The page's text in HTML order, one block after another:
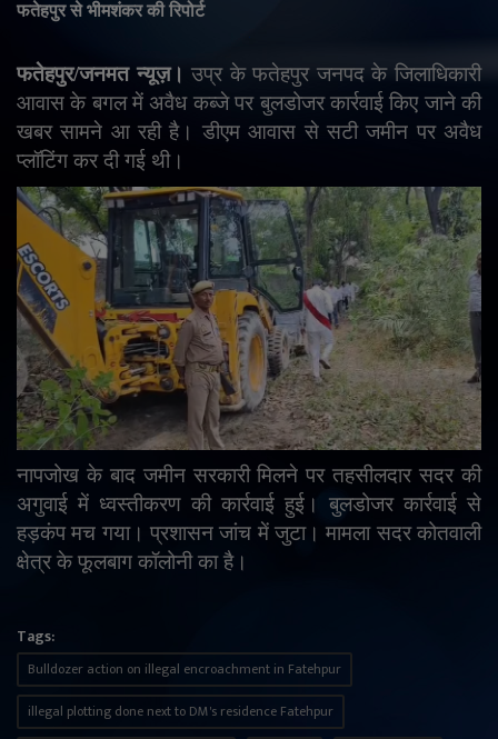
ई-पेपर
Language
English Arabic
फतेहपुर से भीमशंकर की रिपोर्ट
फतेहपुर/जनमत न्यूज़। उप्र के फतेहपुर जनपद के जिलाधिकारी
आवास के बगल में अवैध कब्जे पर बुलडोजर कार्रवाई किए जाने की
खबर सामने आ रही है। डीएम आवास से सटी जमीन पर अवैध
प्लॉटिंग कर दी गई थी।
नापजोख के बाद जमीन सरकारी मिलने पर तहसीलदार सदर की
अगुवाई में ध्वस्तीकरण की कार्रवाई हुई। बुलडोजर कार्रवाई से
हड़कंप मच गया। प्रशासन जांच में जुटा। मामला सदर कोतवाली
क्षेत्र के फूलबाग कॉलोनी का है।
Tags:
Bulldozer action on illegal encroachment in Fatehpur
illegal plotting done next to DM's residence Fatehpur